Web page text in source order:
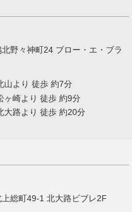
野々神町24 ブロー・エ・ブラ
山より 徒歩 約7分
ヶ崎より 徒歩 約9分
大路より 徒歩 約20分
総町49-1 北大路ビブレ2F